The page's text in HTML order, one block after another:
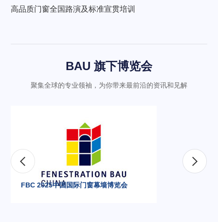
高品质门窗全国路演及标准宣贯培训
BAU 旗下博览会
聚集全球的专业领袖，为你带来最前沿的资讯和见解
FBC 2025中国国际门窗幕墙博览会